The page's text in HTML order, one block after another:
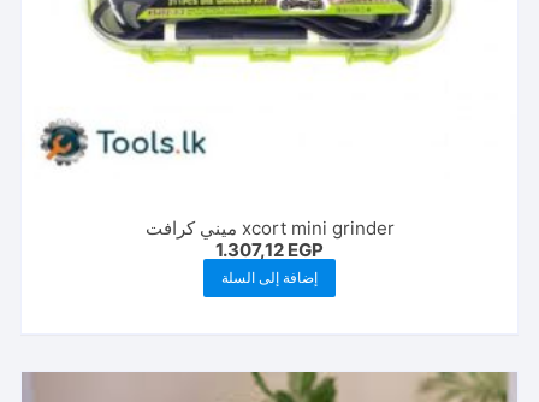
xcort mini grinder ميني كرافت
1.307,12 EGP
إضافة إلى السلة